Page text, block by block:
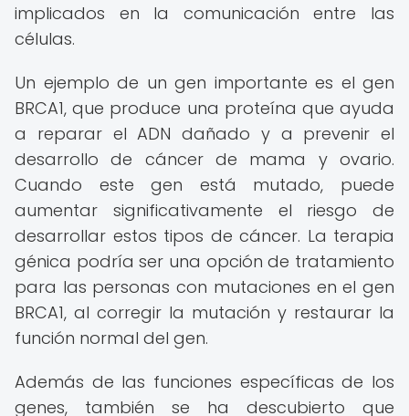
implicados en la comunicación entre las
células.
Un ejemplo de un gen importante es el gen
BRCA1, que produce una proteína que ayuda
a reparar el ADN dañado y a prevenir el
desarrollo de cáncer de mama y ovario.
Cuando este gen está mutado, puede
aumentar significativamente el riesgo de
desarrollar estos tipos de cáncer. La terapia
génica podría ser una opción de tratamiento
para las personas con mutaciones en el gen
BRCA1, al corregir la mutación y restaurar la
función normal del gen.
Además de las funciones específicas de los
genes, también se ha descubierto que